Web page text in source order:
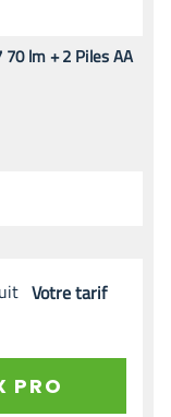
70 lm + 2 Piles AA
Votre tarif
PRO